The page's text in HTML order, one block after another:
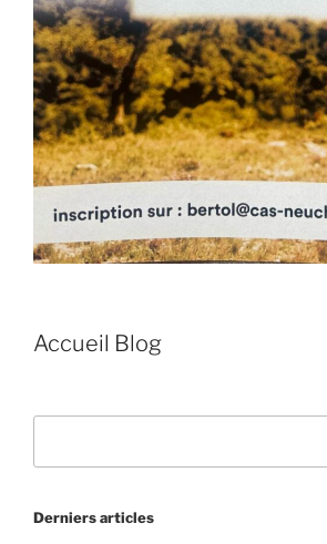
Accueil Blog
Derniers articles